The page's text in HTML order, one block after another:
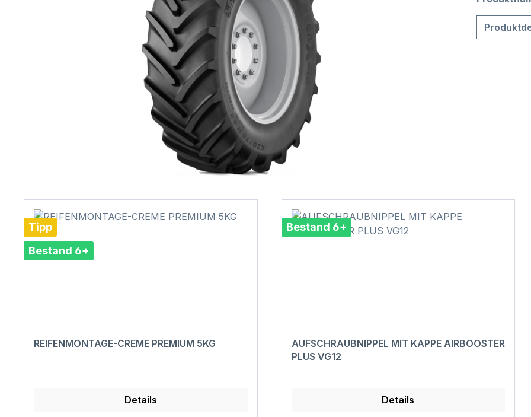
Tipp
Bestand 6+
REIFENMONTAGE-CREME PREMIUM 5KG
Details
Bestand 6+
AUFSCHRAUBNIPPEL MIT KAPPE AIRBOOSTER
PLUS VG12
Details